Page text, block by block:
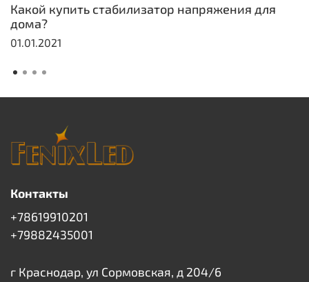
Какой купить стабилизатор напряжения для
дома?
01.01.2021
Контакты
+78619910201
+79882435001
г Краснодар, ул Сормовская, д 204/6